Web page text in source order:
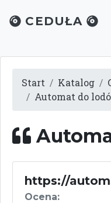
CEDUŁA
Start Katalog
Automat do
https://
Ocena: